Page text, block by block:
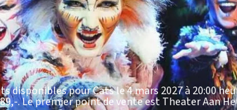
disponibles pour Cats le 4 mars 2027 à 20:00
. Le premier point de vente est Theater Aan